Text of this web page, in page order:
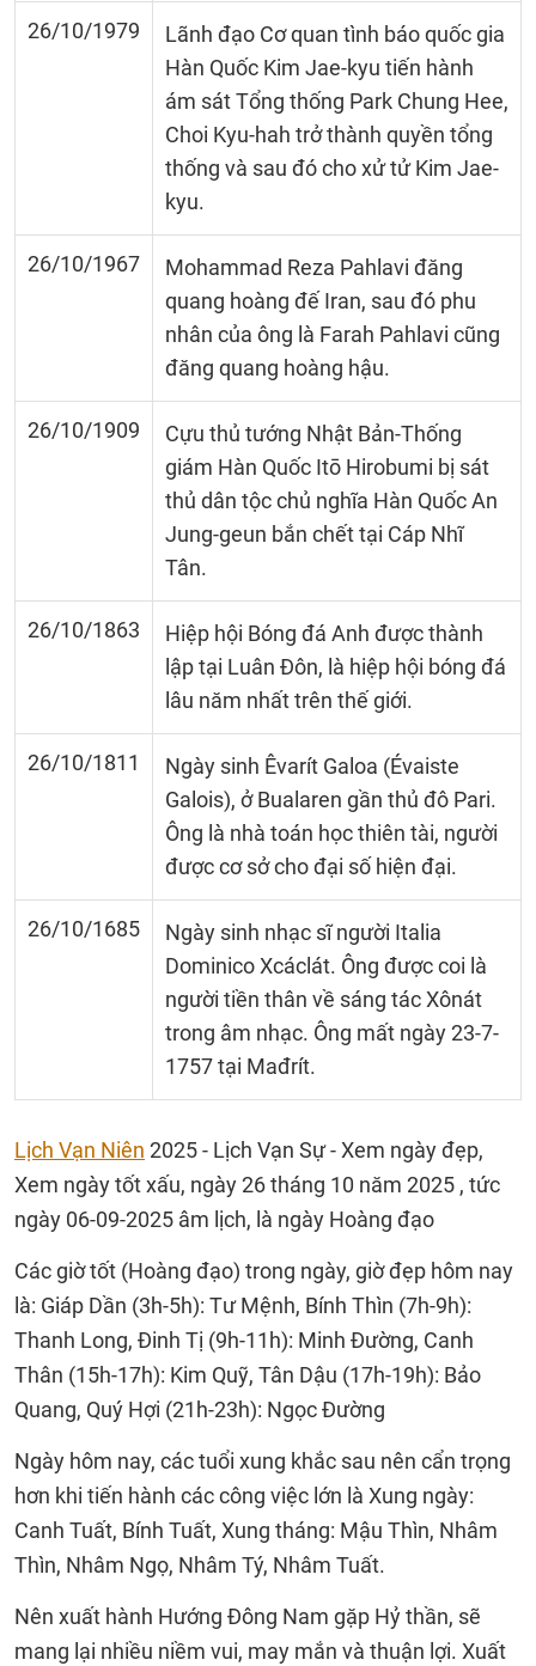
26/10/1979
Lãnh đạo Cơ quan tình báo quốc gia
Hàn Quốc Kim Jae-kyu tiến hành
ám sát Tổng thống Park Chung Hee,
Choi Kyu-hah trở thành quyền tổng
thống và sau đó cho xử tử Kim Jae-
kyu.
26/10/1967
Mohammad Reza Pahlavi đăng
quang hoàng đế Iran, sau đó phu
nhân của ông là Farah Pahlavi cũng
đăng quang hoàng hậu.
26/10/1909
Cựu thủ tướng Nhật Bản-Thống
giám Hàn Quốc Itō Hirobumi bị sát
thủ dân tộc chủ nghĩa Hàn Quốc An
Jung-geun bắn chết tại Cáp Nhĩ
Tân.
26/10/1863
Hiệp hội Bóng đá Anh được thành
lập tại Luân Đôn, là hiệp hội bóng đá
lâu năm nhất trên thế giới.
26/10/1811
Ngày sinh Êvarít Galoa (Évaiste
Galois), ở Bualaren gần thủ đô Pari.
Ông là nhà toán học thiên tài, người
được cơ sở cho đại số hiện đại.
26/10/1685
Ngày sinh nhạc sĩ người Italia
Dominico Xcáclát. Ông được coi là
người tiền thân về sáng tác Xônát
trong âm nhạc. Ông mất ngày 23-7-
1757 tại Mađrít.
Lịch Vạn Niên 2025 - Lịch Vạn Sự - Xem ngày đẹp,
Xem ngày tốt xấu, ngày 26 tháng 10 năm 2025 , tức
ngày 06-09-2025 âm lịch, là ngày Hoàng đạo
Các giờ tốt (Hoàng đạo) trong ngày, giờ đẹp hôm nay
là: Giáp Dần (3h-5h): Tư Mệnh, Bính Thìn (7h-9h):
Thanh Long, Đinh Tị (9h-11h): Minh Đường, Canh
Thân (15h-17h): Kim Quỹ, Tân Dậu (17h-19h): Bảo
Quang, Quý Hợi (21h-23h): Ngọc Đường
Ngày hôm nay, các tuổi xung khắc sau nên cẩn trọng
hơn khi tiến hành các công việc lớn là Xung ngày:
Canh Tuất, Bính Tuất, Xung tháng: Mậu Thìn, Nhâm
Thìn, Nhâm Ngọ, Nhâm Tý, Nhâm Tuất.
Nên xuất hành Hướng Đông Nam gặp Hỷ thần, sẽ
mang lại nhiều niềm vui, may mắn và thuận lợi. Xuất